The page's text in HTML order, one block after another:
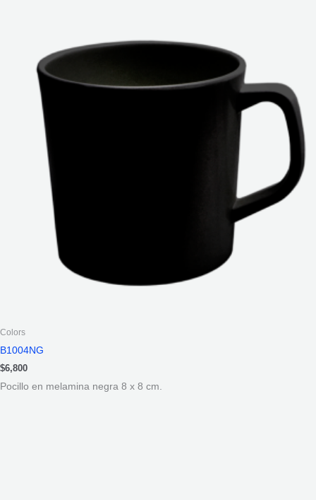
Colors
B1004NG
$6,800
Pocillo en melamina negra 8 x 8 cm.